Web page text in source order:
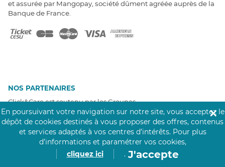
et assurée par Mangopay, société dûment agréée auprès de la
Banque de France.
NOS PARTENAIRES
Click&Care est soutenu par les Groupes
Caisse des Dépôts et MAIF.
En poursuivant votre navigation sur notre site, vous acceptez le
dépôt de cookies destinés à vous proposer des offres, contenus
et services adaptés à vos centres d’intérêts. Pour plus
d’informations et paramétrer vos cookies,
cliquez ici
. J'accepte
✕